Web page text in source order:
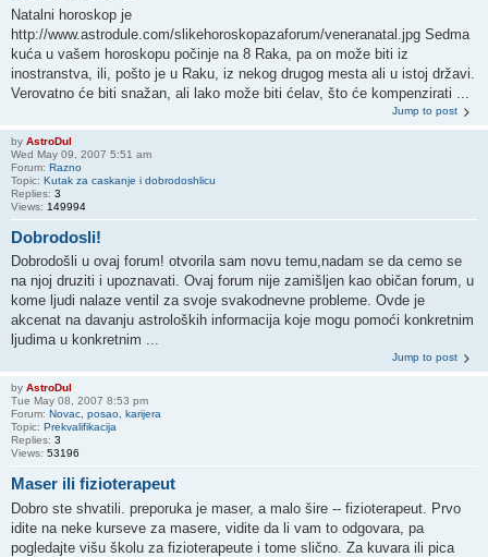
Natalni horoskop je
http://www.astrodule.com/slikehoroskopazaforum/veneranatal.jpg Sedma
kuća u vašem horoskopu počinje na 8 Raka, pa on može biti iz
inostranstva, ili, pošto je u Raku, iz nekog drugog mesta ali u istoj državi.
Verovatno će biti snažan, ali lako može biti ćelav, što će kompenzirati ...
Jump to post
by AstroDul
Wed May 09, 2007 5:51 am
Forum: Razno
Topic: Kutak za caskanje i dobrodoshlicu
Replies: 3
Views: 149994
Dobrodosli!
Dobrodošli u ovaj forum! otvorila sam novu temu,nadam se da cemo se
na njoj druziti i upoznavati. Ovaj forum nije zamišljen kao običan forum, u
kome ljudi nalaze ventil za svoje svakodnevne probleme. Ovde je
akcenat na davanju astroloških informacija koje mogu pomoći konkretnim
ljudima u konkretnim ...
Jump to post
by AstroDul
Tue May 08, 2007 8:53 pm
Forum: Novac, posao, karijera
Topic: Prekvalifikacija
Replies: 3
Views: 53196
Maser ili fizioterapeut
Dobro ste shvatili. preporuka je maser, a malo šire -- fizioterapeut. Prvo
idite na neke kurseve za masere, vidite da li vam to odgovara, pa
pogledajte višu školu za fizioterapeute i tome slično. Za kuvara ili pica